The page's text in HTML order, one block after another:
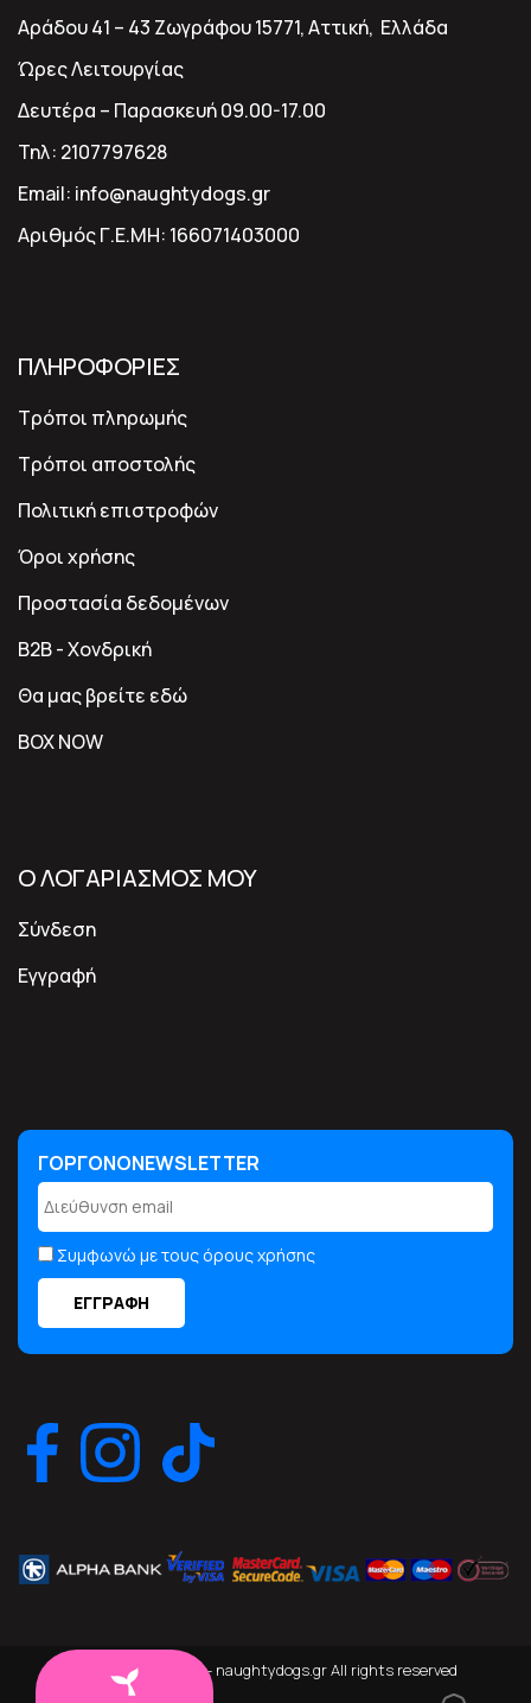
Αράδου 41 – 43 Ζωγράφου 15771, Αττική, Ελλάδα
Ώρες Λειτουργίας
Δευτέρα – Παρασκευή 09.00-17.00
Τηλ: 2107797628
Email: info@naughtydogs.gr
Αριθμός Γ.Ε.ΜΗ: 166071403000
ΠΛΗΡΟΦΟΡΙΕΣ
Τρόποι πληρωμής
Τρόποι αποστολής
Πολιτική επιστροφών
Όροι χρήσης
Προστασία δεδομένων
B2B - Χονδρική
Θα μας βρείτε εδώ
BOX NOW
Ο ΛΟΓΑΡΙΑΣΜΟΣ ΜΟΥ
Σύνδεση
Εγγραφή
ΓΟΡΓΟΝΟNEWSLETTER
Συμφωνώ με τους όρους χρήσης
© Copyright 2026 - naughtydogs.gr All rights reserved